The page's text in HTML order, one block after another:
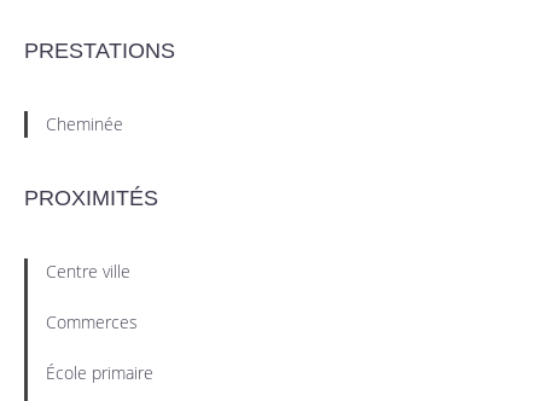
PRESTATIONS
Cheminée
PROXIMITÉS
Centre ville
Commerces
École primaire